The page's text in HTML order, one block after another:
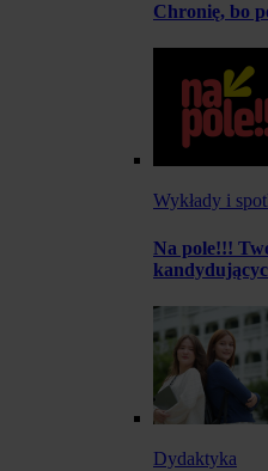
Chronię, bo
Wykłady i
Na pole!!!
Dydaktyka